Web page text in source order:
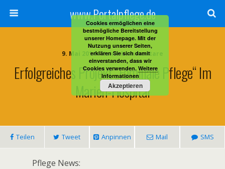
www.Portalpflege.de
9. Mai 2014 • Keine Kommentare
Erfolgreiches Projekt „Familiale Pflege“ Im
Marien-Hospital
Teilen Tweet Anpinnen Mail SMS
Pflege News:
Cookies ermöglichen eine
bestmögliche Bereitstellung
unserer Homepage. Mit der
Nutzung unserer Seiten,
erklären Sie sich damit
einverstanden, dass wir
Cookies verwenden. Weitere
Informationen
Akzeptieren